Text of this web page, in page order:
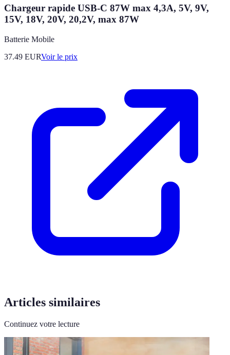
Chargeur rapide USB-C 87W max 4,3A, 5V, 9V,
15V, 18V, 20V, 20,2V, max 87W
Batterie Mobile
37.49 EURVoir le prix
Articles similaires
Continuez votre lecture